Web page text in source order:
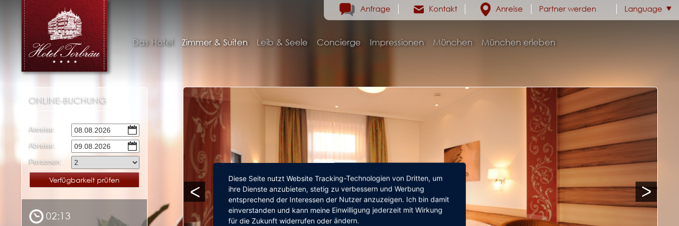
Das Hotel Zimmer & Suiten Leib & Seele Concierge Impressionen München München erleben
Anfrage Kontakt Anreise Partner werden Language
ONLINE-BUCHUNG
Anreise:
Abreise:
Personen:
02:13
Diese Seite nutzt Website Tracking-Technologien von Dritten, um
ihre Dienste anzubieten, stetig zu verbessern und Werbung
entsprechend der Interessen der Nutzer anzuzeigen. Ich bin damit
einverstanden und kann meine Einwilligung jederzeit mit Wirkung
für die Zukunft widerrufen oder ändern.